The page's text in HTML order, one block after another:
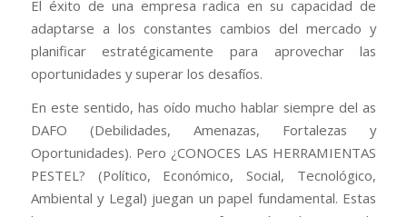
El éxito de una empresa radica en su capacidad de
adaptarse a los constantes cambios del mercado y
planificar estratégicamente para aprovechar las
oportunidades y superar los desafíos.
En este sentido, has oído mucho hablar siempre del as
DAFO (Debilidades, Amenazas, Fortalezas y
Oportunidades). Pero ¿CONOCES LAS HERRAMIENTAS
PESTEL? (Político, Económico, Social, Tecnológico,
Ambiental y Legal) juegan un papel fundamental. Estas